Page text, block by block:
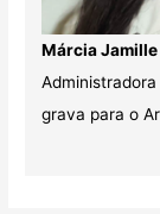
Márcia Jamille
grava para o